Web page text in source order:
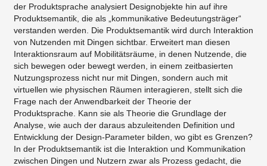
der Produktsprache analysiert Designobjekte hin auf ihre
Produktsemantik, die als „kommunikative Bedeutungsträger“
verstanden werden. Die Produktsemantik wird durch Interaktion
von Nutzenden mit Dingen sichtbar. Erweitert man diesen
Interaktionsraum auf Mobilitätsräume, in denen Nutzende, die
sich bewegen oder bewegt werden, in einem zeitbasierten
Nutzungsprozess nicht nur mit Dingen, sondern auch mit
virtuellen wie physischen Räumen interagieren, stellt sich die
Frage nach der Anwendbarkeit der Theorie der
Produktsprache. Kann sie als Theorie die Grundlage der
Analyse, wie auch der daraus abzuleitenden Definition und
Entwicklung der Design-Parameter bilden, wo gibt es Grenzen?
In der Produktsemantik ist die Interaktion und Kommunikation
zwischen Dingen und Nutzern zwar als Prozess gedacht, die